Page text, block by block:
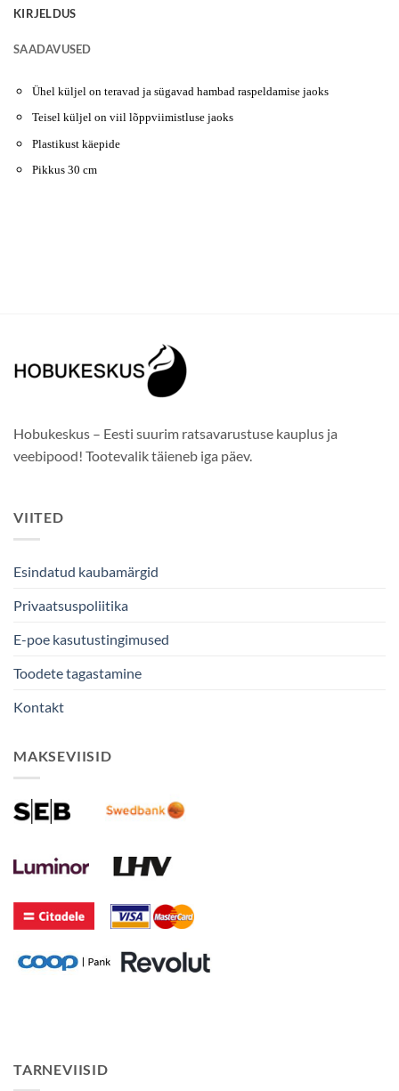
KIRJELDUS
SAADAVUSED
Ühel küljel on teravad ja sügavad hambad raspeldamise jaoks
Teisel küljel on viil lõppviimistluse jaoks
Plastikust käepide
Pikkus 30 cm
Hobukeskus – Eesti suurim ratsavarustuse kauplus ja
veebipood! Tootevalik täieneb iga päev.
VIITED
Esindatud kaubamärgid
Privaatsuspoliitika
E-poe kasutustingimused
Toodete tagastamine
Kontakt
MAKSEVIISID
TARNEVIISID